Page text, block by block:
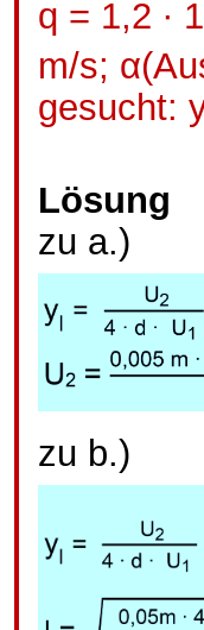
q = 1,2 ∙
m/s;
gesucht:
Lösung
zu a.)
zu b.)